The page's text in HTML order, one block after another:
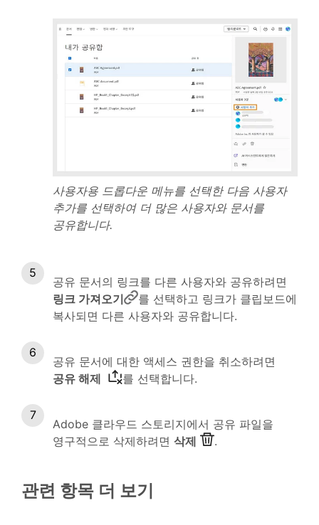
사용자용 드롭다운 메뉴를 선택한 다음 사용자
추가를 선택하여 더 많은 사용자와 문서를
공유합니다.
공유 문서의 링크를 다른 사용자와 공유하려면
링크 가져오기
를 선택하고 링크가 클립보드에
복사되면 다른 사용자와 공유합니다.
공유 문서에 대한 액세스 권한을 취소하려면
공유 해제
를 선택합니다.
Adobe 클라우드 스토리지에서 공유 파일을
영구적으로 삭제하려면 삭제 .
관련 항목 더 보기